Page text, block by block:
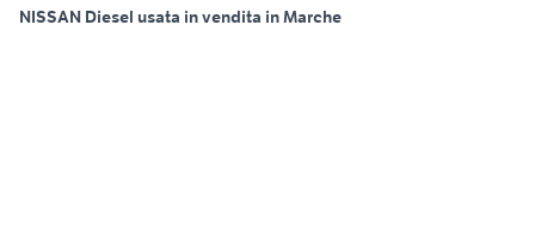
NISSAN Diesel usata in vendita in Marche